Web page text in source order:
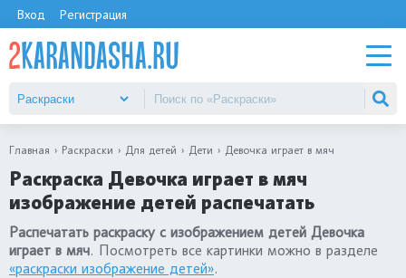
Вход Регистрация
Главная Раскраски Для детей Дети Девочка играет в мяч
Раскраска Девочка играет в мяч
изображение детей распечатать
Распечатать раскраску с изображением детей Девочка
играет в мяч. Посмотреть все картинки можно в разделе
«раскраски изображение детей».